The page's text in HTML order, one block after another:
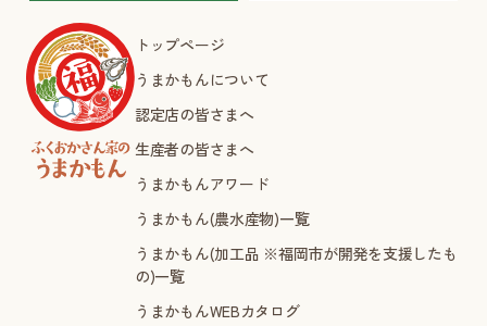
トップページ
うまかもんについて
認定店の皆さまへ
生産者の皆さまへ
うまかもんアワード
うまかもん(農水産物)一覧
うまかもん(加工品 ※福岡市が開発を支援したも
の)一覧
うまかもんWEBカタログ